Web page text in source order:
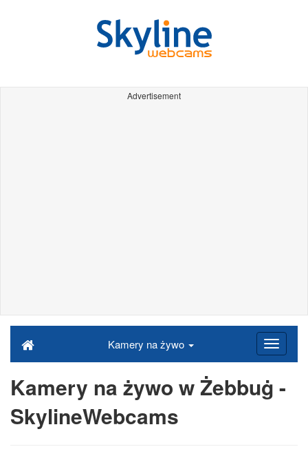
Advertisement
Kamery na żywo
Kamery na żywo w Żebbuġ -
SkylineWebcams